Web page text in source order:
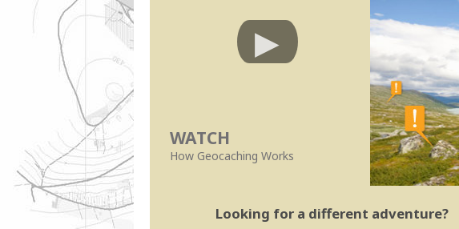
WATCH
How Geocaching Works
Looking for a different adventure?